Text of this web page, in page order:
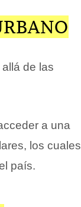
de las
a una
los cuales
país.